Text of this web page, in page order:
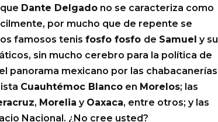
Dante Delgado no se caracteriza como
por mucho que de repente se
famosos tenis fosfo fosfo de Samuel y su
sin mucho cerebro para la política de
panorama mexicano por las chabacanerías
Cuauhtémoc Blanco en Morelos; las
, Morelia y Oaxaca, entre otros; y las
Nacional. ¿No cree usted?